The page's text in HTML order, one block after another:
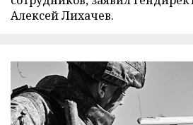
Алексей Лихачев.